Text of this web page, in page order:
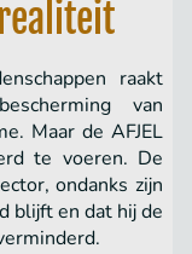
raakt
van
Maar de AFJEL
te voeren. De
ondanks zijn
blijft en dat hij de